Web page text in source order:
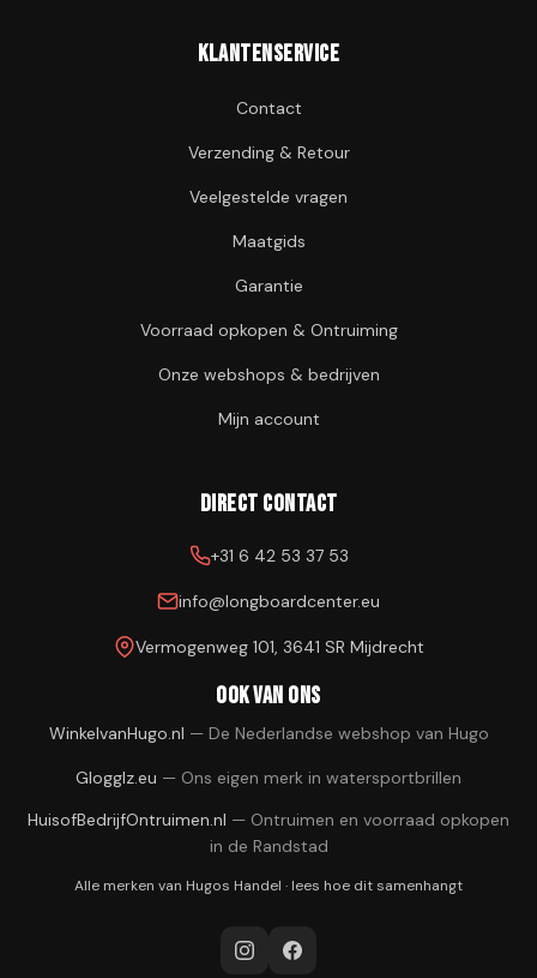
Klantenservice
Contact
Verzending & Retour
Veelgestelde vragen
Maatgids
Garantie
Voorraad opkopen & Ontruiming
Onze webshops & bedrijven
Mijn account
Direct contact
+31 6 42 53 37 53
info@longboardcenter.eu
Vermogenweg 101, 3641 SR Mijdrecht
Ook van ons
WinkelvanHugo.nl — De Nederlandse webshop van Hugo
Glogglz.eu — Ons eigen merk in watersportbrillen
HuisofBedrijfOntruimen.nl — Ontruimen en voorraad opkopen
in de Randstad
Alle merken van Hugos Handel · lees hoe dit samenhangt